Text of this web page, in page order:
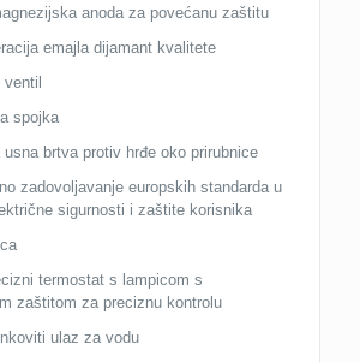
anoda za povećanu zaštitu
emajla dijamant kvalitete
spojka
usna brtva protiv hrđe oko prirubnice
zadovoljavanje europskih standarda u
sigurnosti i zaštite korisnika
termostat s lampicom s
zaštitom za preciznu kontrolu
ulaz za vodu